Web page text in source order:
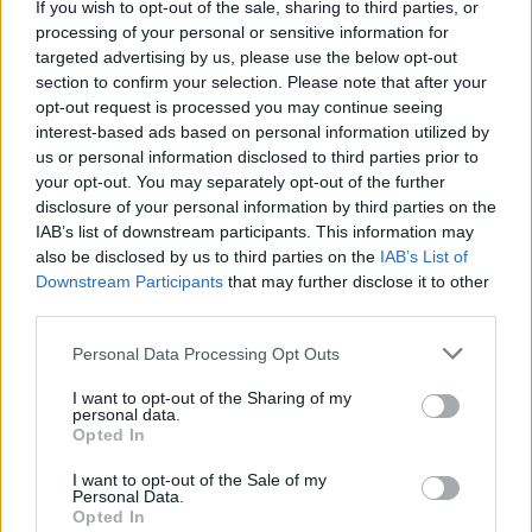
If you wish to opt-out of the sale, sharing to third parties, or
processing of your personal or sensitive information for
targeted advertising by us, please use the below opt-out
section to confirm your selection. Please note that after your
opt-out request is processed you may continue seeing
interest-based ads based on personal information utilized by
us or personal information disclosed to third parties prior to
your opt-out. You may separately opt-out of the further
disclosure of your personal information by third parties on the
IAB’s list of downstream participants. This information may
also be disclosed by us to third parties on the IAB’s List of
Downstream Participants that may further disclose it to other
Personal Data Processing Opt Outs
I want to opt-out of the Sharing of my
personal data.
Opted In
I want to opt-out of the Sale of my
Personal Data.
Opted In
Oblaka kouře a popela, které
vychrlila sicilská sopka Etna,
jedna z nejaktivnějších sopek
světa, přiměly dnes letiště v
Katánii pozastavit přílety
letadel, uvedla agentura AFP.
V brazilském regionálním parlamentu měli nezvanou
návštěvu - skupinu kapybar
8.8.2026 11:40 (ČTK)
Diskuse: 1
V brazilském státě Mato
Grosso museli minulý týden v
regionálním parlamentu
budovy vniklo několik
hlavním vchodem, informovala agentura AP.
Znojmo uvažuje o holubníku i krmivu s látkou
omezující rozmnožování holubů
8.8.2026 11:31 | ZNOJMO (